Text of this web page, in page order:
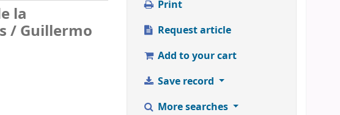
la
/Guillermo
Print
Request article
Add to your cart
Save record
More searches